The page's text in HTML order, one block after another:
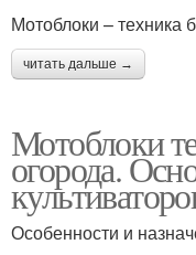
Мотоблоки – техника
читать дальше →
Мотоблоки
огорода.
Особенности и